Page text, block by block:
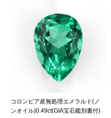
コロンビア産無処理エメラルド(ノ
ンオイル)0.49ct(GIA宝石鑑別書付)